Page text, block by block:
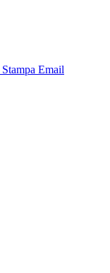
Stampa Email